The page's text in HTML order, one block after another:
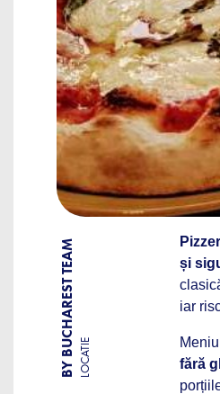
BY BUCHAREST TEAM LOCATIE
și
iar
fără